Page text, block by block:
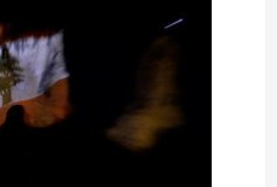
торжественно откроют Новую
столицу